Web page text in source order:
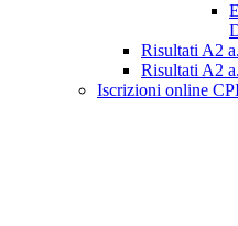
Risultati A2
Risultati A2
Iscrizioni online